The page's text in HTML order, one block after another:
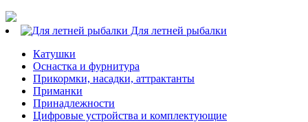
Для летней рыбалки
Катушки
Оснастка и фурнитура
Прикормки, насадки, аттрактанты
Приманки
Принадлежности
Цифровые устройства и комплектующие